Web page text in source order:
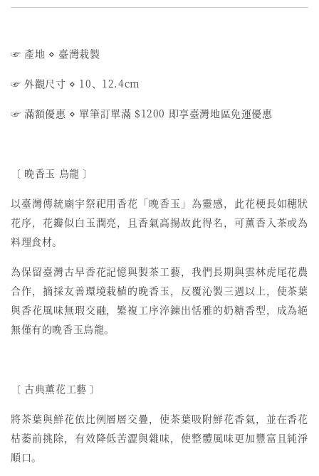
☞ 產地 ⋄ 臺灣栽製
☞ 外觀尺寸 ⋄ 10、12.4cm
☞ 滿額優惠 ⋄ 單筆訂單滿 $1200 即享臺灣地區免運優惠
〔 晚香玉 烏龍 〕
以臺灣傳統廟宇祭祀用香花「晚香玉」為靈感，此花梗長如穗狀
花序，花瓣似白玉潤亮，且香氣高揚故此得名，可薰香入茶或為
料理食材。
為保留臺灣古早香花記憶與製茶工藝，我們長期與雲林虎尾花農
合作，摘採友善環境栽植的晚香玉，反覆沁製三週以上，使茶葉
與香花風味無瑕交融，繁複工序淬鍊出恬雅的奶糖香型，成為絕
無僅有的晚香玉烏龍。
〔 古典薰花工藝〕
將茶葉與鮮花依比例層層交疊，使茶葉吸附鮮花香氣，並在香花
枯萎前挑除，有效降低苦澀與雜味，使整體風味更加豐富且純淨
順口。